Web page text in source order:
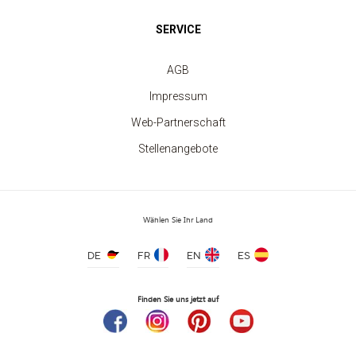
SERVICE
AGB
Impressum
Web-Partnerschaft
Stellenangebote
Wählen Sie Ihr Land
DE FR EN ES
Finden Sie uns jetzt auf